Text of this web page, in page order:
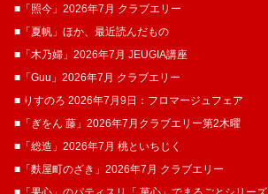
■「照今」2026年7月 クラブエリー
■「夏帆」ほか、最近読んだもの
■「木乃婦」2026年7月 JEUGIA講座
■「Guu」2026年7月 クラブエリー
■ りすのろ 2026年7月9日：フロマージュフェア
■「ぎをん 藤」2026年7月クラブエリー第2木曜
■「総造」2026年7月 桃といちじく
■「麩屋町のざき」2026年7月 クラブエリー